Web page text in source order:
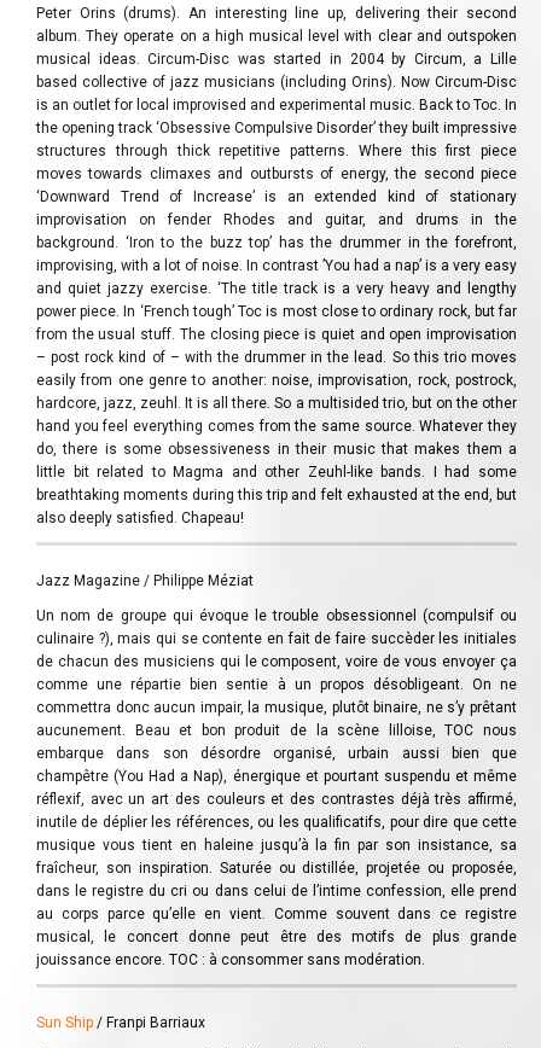
Peter Orins (drums). An interesting line up, delivering their second
album. They operate on a high musical level with clear and outspoken
musical ideas. Circum-Disc was started in 2004 by Circum, a Lille
based collective of jazz musicians (including Orins). Now Circum-Disc
is an outlet for local improvised and experimental music. Back to Toc. In
the opening track ‘Obsessive Compulsive Disorder’ they built impressive
structures through thick repetitive patterns. Where this first piece
moves towards climaxes and outbursts of energy, the second piece
‘Downward Trend of Increase’ is an extended kind of stationary
improvisation on fender Rhodes and guitar, and drums in the
background. ‘Iron to the buzz top’ has the drummer in the forefront,
improvising, with a lot of noise. In contrast ’You had a nap’ is a very easy
and quiet jazzy exercise. ‘The title track is a very heavy and lengthy
power piece. In ‘French tough’ Toc is most close to ordinary rock, but far
from the usual stuff. The closing piece is quiet and open improvisation
– post rock kind of – with the drummer in the lead. So this trio moves
easily from one genre to another: noise, improvisation, rock, postrock,
hardcore, jazz, zeuhl. It is all there. So a multisided trio, but on the other
hand you feel everything comes from the same source. Whatever they
do, there is some obsessiveness in their music that makes them a
little bit related to Magma and other Zeuhl-like bands. I had some
breathtaking moments during this trip and felt exhausted at the end, but
also deeply satisfied. Chapeau!
Jazz Magazine / Philippe Méziat
Un nom de groupe qui évoque le trouble obsessionnel (compulsif ou
culinaire ?), mais qui se contente en fait de faire succèder les initiales
de chacun des musiciens qui le composent, voire de vous envoyer ça
comme une répartie bien sentie à un propos désobligeant. On ne
commettra donc aucun impair, la musique, plutôt binaire, ne s’y prêtant
aucunement. Beau et bon produit de la scène lilloise, TOC nous
embarque dans son désordre organisé, urbain aussi bien que
champêtre (You Had a Nap), énergique et pourtant suspendu et même
réflexif, avec un art des couleurs et des contrastes déjà très affirmé,
inutile de déplier les références, ou les qualificatifs, pour dire que cette
musique vous tient en haleine jusqu’à la fin par son insistance, sa
fraîcheur, son inspiration. Saturée ou distillée, projetée ou proposée,
dans le registre du cri ou dans celui de l’intime confession, elle prend
au corps parce qu’elle en vient. Comme souvent dans ce registre
musical, le concert donne peut être des motifs de plus grande
jouissance encore. TOC : à consommer sans modération.
Sun Ship / Franpi Barriaux